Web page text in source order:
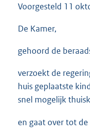
Voorgesteld 11
De Kamer,
gehoord de
verzoekt de
huis geplaatste
snel mogelijk
en gaat over tot